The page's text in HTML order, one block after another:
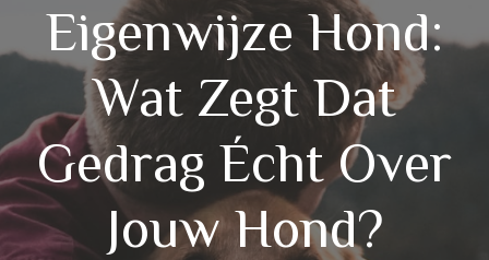
Eigenwijze Hond:
Wat Zegt Dat
Gedrag Écht Over
Jouw Hond?